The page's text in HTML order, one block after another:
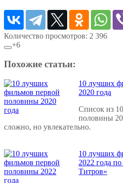
Количество просмотров: 2 396
+6
Похожие статьи:
10 лучших
2020 года
Список из
половины
сложно, но увлекательно.
10 лучших
2022 года
Титров»